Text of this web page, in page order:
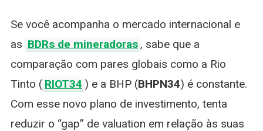
Se você acompanha o mercado internacional e
as BDRs de mineradoras , sabe que a
comparação com pares globais como a Rio
Tinto ( RIOT34 ) e a BHP (BHPN34) é constante.
Com esse novo plano de investimento, tenta
reduzir o “gap” de valuation em relação às suas